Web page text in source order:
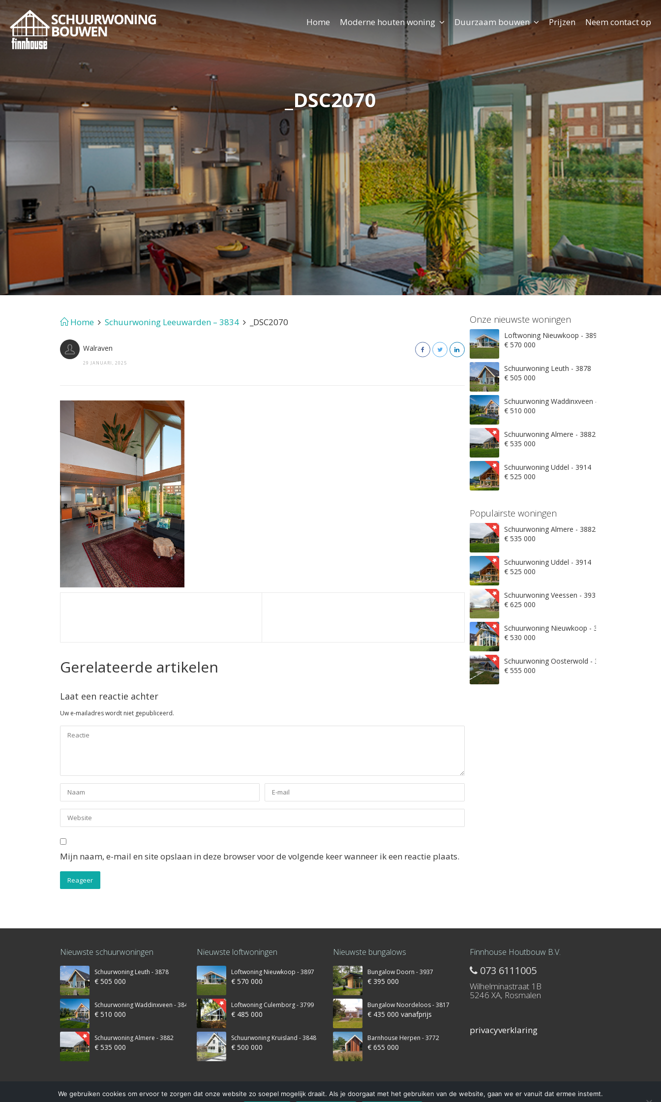
_DSC2070
Home Moderne houten woning Duurzaam bouwen Prijzen Neem contact op
Home Schuurwoning Leeuwarden – 3834 _DSC2070
Walraven
29 JANUARI, 2025
Gerelateerde artikelen
Laat een reactie achter
Uw e-mailadres wordt niet gepubliceerd.
Mijn naam, e-mail en site opslaan in deze browser voor de volgende keer wanneer ik een reactie plaats.
Onze nieuwste woningen
Loftwoning Nieuwkoop - 3897
€ 570 000
Schuurwoning Leuth - 3878
€ 505 000
Schuurwoning Waddinxveen - 3845
€ 510 000
Schuurwoning Almere - 3882
€ 535 000
Schuurwoning Uddel - 3914
€ 525 000
Populairste woningen
Schuurwoning Almere - 3882
€ 535 000
Schuurwoning Uddel - 3914
€ 525 000
Schuurwoning Veessen - 3932
€ 625 000
Schuurwoning Nieuwkoop - 3871
€ 530 000
Schuurwoning Oosterwold - 3906
€ 555 000
Nieuwste schuurwoningen
Schuurwoning Leuth - 3878
€ 505 000
Schuurwoning Waddinxveen - 3845
€ 510 000
Schuurwoning Almere - 3882
€ 535 000
Nieuwste loftwoningen
Loftwoning Nieuwkoop - 3897
€ 570 000
Loftwoning Culemborg - 3799
€ 485 000
Schuurwoning Kruisland - 3848
€ 500 000
Nieuwste bungalows
Bungalow Doorn - 3937
€ 395 000
Bungalow Noordeloos - 3817
€ 435 000 vanafprijs
Barnhouse Herpen - 3772
€ 655 000
Finnhouse Houtbouw B.V.
073 6111005
Wilhelminastraat 1B
5246 XA, Rosmalen
privacyverklaring
© 2016 – Schuurwoning-bouwen.nl is onderdeel van Finnhouse.nl
We gebruiken cookies om ervoor te zorgen dat onze website zo soepel mogelijk draait. Als je doorgaat met het gebruiken van de website, gaan we er vanuit dat ermee instemt.